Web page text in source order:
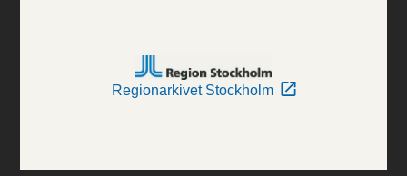
Regionarkivet Stockholm